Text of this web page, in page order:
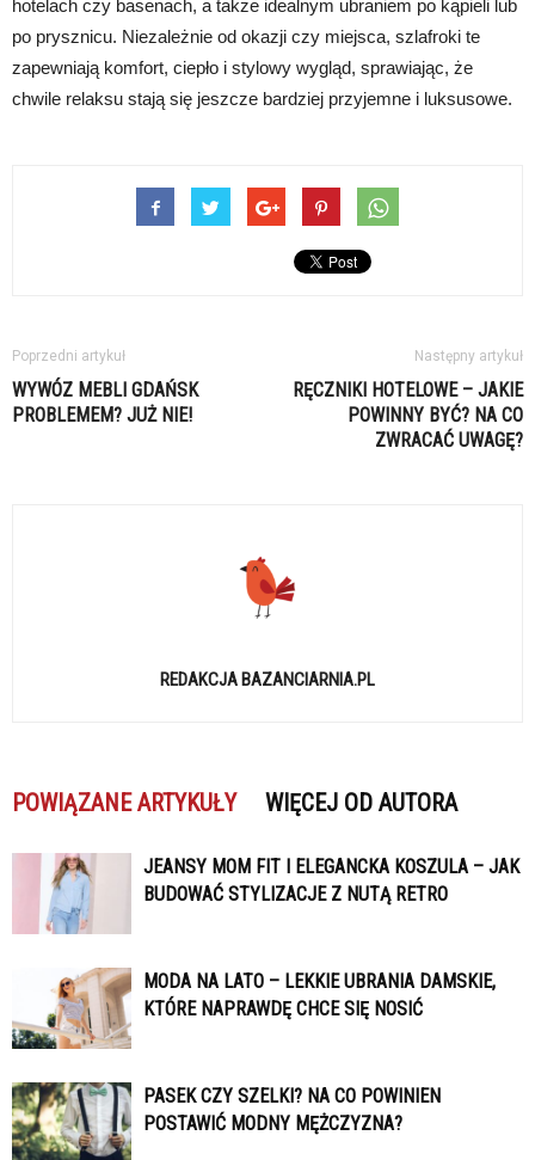
hotelach czy basenach, a także idealnym ubraniem po kąpieli lub
po prysznicu. Niezależnie od okazji czy miejsca, szlafroki te
zapewniają komfort, ciepło i stylowy wygląd, sprawiając, że
chwile relaksu stają się jeszcze bardziej przyjemne i luksusowe.
Poprzedni artykuł
WYWÓZ MEBLI GDAŃSK
PROBLEMEM? JUŻ NIE!
Następny artykuł
RĘCZNIKI HOTELOWE – JAKIE
POWINNY BYĆ? NA CO
ZWRACAĆ UWAGĘ?
REDAKCJA BAZANCIARNIA.PL
POWIĄZANE ARTYKUŁY WIĘCEJ OD AUTORA
JEANSY MOM FIT I ELEGANCKA KOSZULA – JAK
BUDOWAĆ STYLIZACJE Z NUTĄ RETRO
MODA NA LATO – LEKKIE UBRANIA DAMSKIE,
KTÓRE NAPRAWDĘ CHCE SIĘ NOSIĆ
PASEK CZY SZELKI? NA CO POWINIEN
POSTAWIĆ MODNY MĘŻCZYZNA?